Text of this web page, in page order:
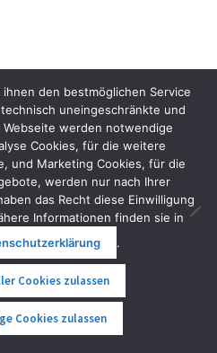
den bestmöglichen Service
uneingeschränkte und
werden notwendige
Cookies, für die weitere
und Marketing Cookies, für die
werden nur nach Ihrer
das Recht diese Einwilligung
Informationen finden sie in
.
Cookies zulassen
Cookies zulassen